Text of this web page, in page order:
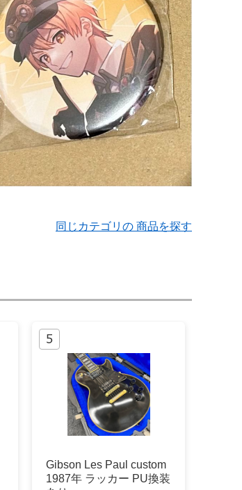
同じカテゴリの 商品を探す
Gibson Les Paul custom
1987年 ラッカー PU換装